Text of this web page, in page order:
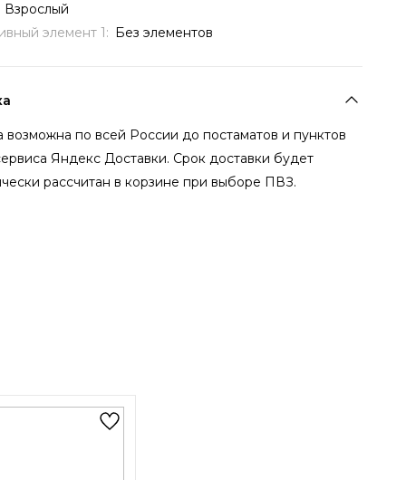
Взрослый
элемент 1: Без элементов
возможна по всей России до постаматов и пунктов
Яндекс Доставки. Срок доставки будет
рассчитан в корзине при выборе ПВЗ.